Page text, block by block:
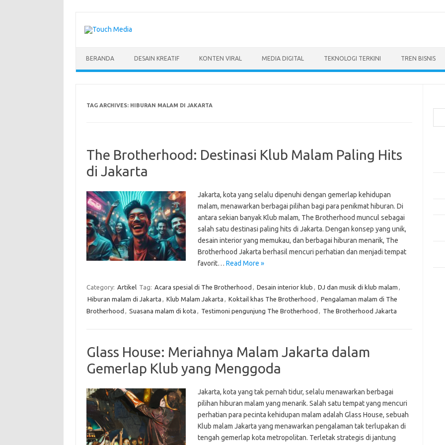
content
BERANDA DESAIN KREATIF KONTEN VIRAL MEDIA DIGITAL TEKNOLOGI TERKINI TREN BISNIS
TAG ARCHIVES: HIBURAN MALAM DI JAKARTA
The Brotherhood: Destinasi Klub Malam Paling Hits
di Jakarta
Jakarta, kota yang selalu dipenuhi dengan gemerlap kehidupan
malam, menawarkan berbagai pilihan bagi para penikmat hiburan. Di
antara sekian banyak Klub malam, The Brotherhood muncul sebagai
salah satu destinasi paling hits di Jakarta. Dengan konsep yang unik,
desain interior yang memukau, dan berbagai hiburan menarik, The
Brotherhood Jakarta berhasil mencuri perhatian dan menjadi tempat
favorit… Read More »
Category: Artikel Tag: Acara spesial di The Brotherhood , Desain interior klub , DJ dan musik di klub malam ,
Hiburan malam di Jakarta , Klub Malam Jakarta , Koktail khas The Brotherhood , Pengalaman malam di The
Brotherhood , Suasana malam di kota , Testimoni pengunjung The Brotherhood , The Brotherhood Jakarta
Glass House: Meriahnya Malam Jakarta dalam
Gemerlap Klub yang Menggoda
Jakarta, kota yang tak pernah tidur, selalu menawarkan berbagai
pilihan hiburan malam yang menarik. Salah satu tempat yang mencuri
perhatian para pecinta kehidupan malam adalah Glass House, sebuah
Klub malam Jakarta yang menawarkan pengalaman tak terlupakan di
tengah gemerlap kota metropolitan. Terletak strategis di jantung